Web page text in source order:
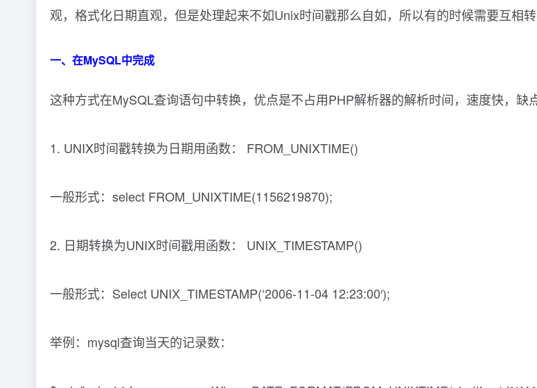
观，格式化日期直观，但是处理起来不如Unix时间戳那么自如，所以有的时候需要互相
一、在MySQL中完成
这种方式在MySQL查询语句中转换，优点是不占用PHP解析器的解析时间，速度快，缺
1. UNIX时间戳转换为日期用函数： FROM_UNIXTIME()
一般形式：select FROM_UNIXTIME(1156219870);
2. 日期转换为UNIX时间戳用函数： UNIX_TIMESTAMP()
一般形式：Select UNIX_TIMESTAMP(‘2006-11-04 12:23:00′);
举例：mysql查询当天的记录数：